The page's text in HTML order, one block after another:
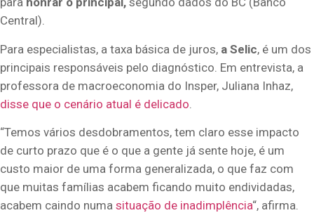
Central).
Para especialistas, a taxa básica de juros, a Selic, é um dos
principais responsáveis pelo diagnóstico. Em entrevista, a
professora de macroeconomia do Insper, Juliana Inhaz,
disse que o cenário atual é delicado
“Temos vários desdobramentos, tem claro esse impacto
de curto prazo que é o que a gente já sente hoje, é um
custo maior de uma forma generalizada, o que faz com
que muitas famílias acabem ficando muito endividadas,
acabem caindo numa situação de inadimplência“, afirma.